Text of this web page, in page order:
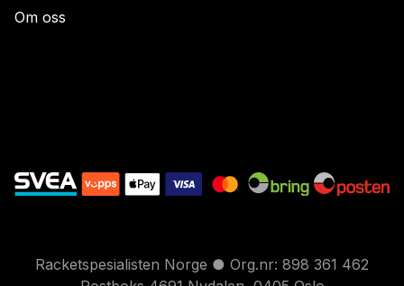
Om oss
Racketspesialisten Norge ● Org.nr: 898 361 462